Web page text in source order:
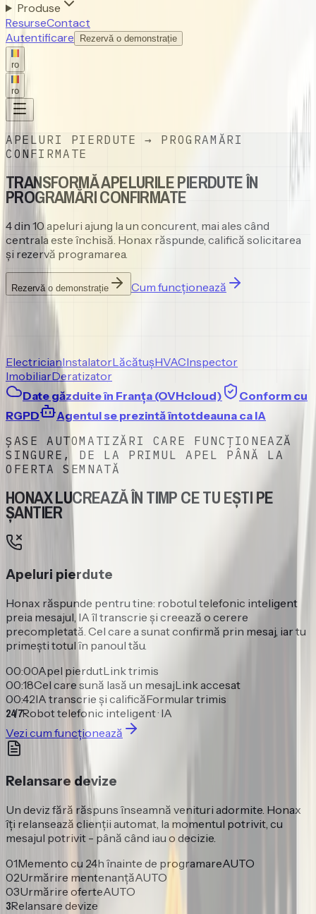
Produse
ResurseContact
Autentificare
Rezervă o demonstrație
ro
ro
APELURI PIERDUTE → PROGRAMĂRI
CONFIRMATE
TRANSFORMĂ APELURILE PIERDUTE ÎN
PROGRAMĂRI CONFIRMATE
4 din 10 apeluri ajung la un concurent, mai ales când
centrala este închisă. Honax răspunde, califică solicitarea
și rezervă programarea.
Rezervă o demonstrație Cum funcționează
ElectricianInstalatorLăcătușHVACInspector
ImobiliarDeratizator
Date găzduite în Franța (OVHcloud)
Conform cu
RGPD
Agentul se prezintă întotdeauna ca IA
ȘASE AUTOMATIZĂRI CARE FUNCȚIONEAZĂ
SINGURE, DE LA PRIMUL APEL PÂNĂ LA
OFERTA SEMNATĂ
HONAX LUCREAZĂ ÎN TIMP CE TU EȘTI PE
ȘANTIER
Apeluri pierdute
Honax răspunde pentru tine: robotul telefonic inteligent
preia mesajul, IA îl transcrie și creează o cerere
precompletată. Cel care a sunat confirmă prin mesaj, iar tu
primești totul în panoul tău.
00:00Apel pierdutLink trimis
00:18Cel care sună lasă un mesajLink accesat
00:42IA transcrie și calificăFormular trimis
24/7Robot telefonic inteligent · IA
Vezi cum funcționează
Relansare devize
Un deviz fără răspuns înseamnă venituri adormite. Honax
îți relansează clienții automat, la momentul potrivit, cu
mesajul potrivit - până când iau o decizie.
01Memento cu 24h înainte de programareAUTO
02Urmărire mentenanțăAUTO
03Urmărire oferteAUTO
3Relansare devize